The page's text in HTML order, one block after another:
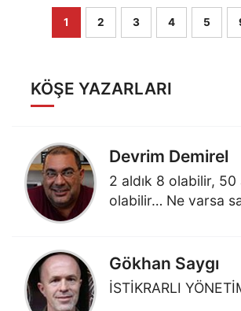
1 2 3 4 5
KÖŞE YAZARLARI
Devrim Demirel
2 aldık 8 olabilir, 50
olabilir… Ne varsa
Gökhan Saygı
İSTİKRARLI